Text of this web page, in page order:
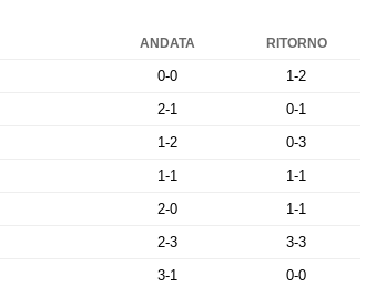
ANDATA RITORNO
0-0
1-2
2-1
0-1
1-2
0-3
1-1
1-1
2-0
1-1
2-3
3-3
3-1
0-0